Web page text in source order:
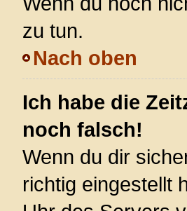
zu tun.
Nach oben
Ich habe die
noch falsch!
Wenn du dir
richtig eingestellt